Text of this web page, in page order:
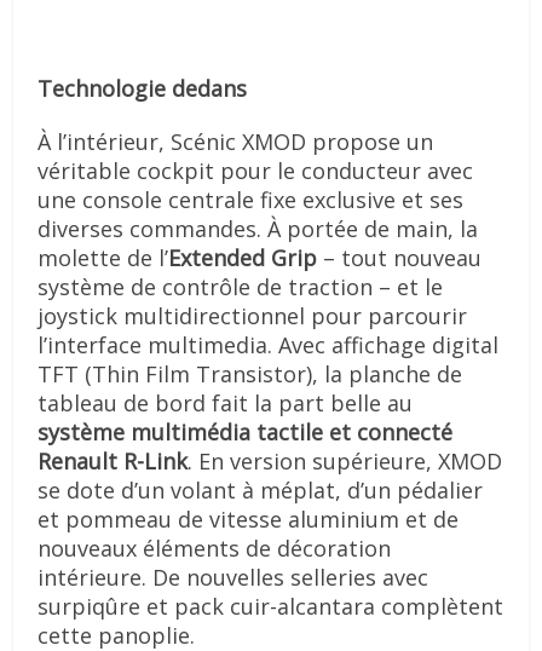
Technologie dedans
À l’intérieur, Scénic XMOD propose un
véritable cockpit pour le conducteur avec
une console centrale fixe exclusive et ses
diverses commandes. À portée de main, la
molette de l’Extended Grip – tout nouveau
système de contrôle de traction – et le
joystick multidirectionnel pour parcourir
l’interface multimedia. Avec affichage digital
TFT (Thin Film Transistor), la planche de
tableau de bord fait la part belle au
système multimédia tactile et connecté
Renault R-Link. En version supérieure, XMOD
se dote d’un volant à méplat, d’un pédalier
et pommeau de vitesse aluminium et de
nouveaux éléments de décoration
intérieure. De nouvelles selleries avec
surpiqûre et pack cuir-alcantara complètent
cette panoplie.